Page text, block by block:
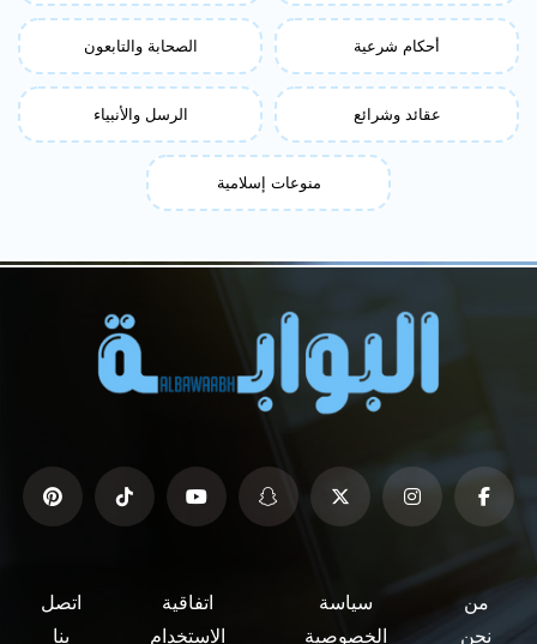
أحكام شرعية الصحابة والتابعون
عقائد وشرائع الرسل والأنبياء
منوعات إسلامية
من
نحن
سياسة
الخصوصية
اتفاقية
الاستخدام
اتصل
بنا